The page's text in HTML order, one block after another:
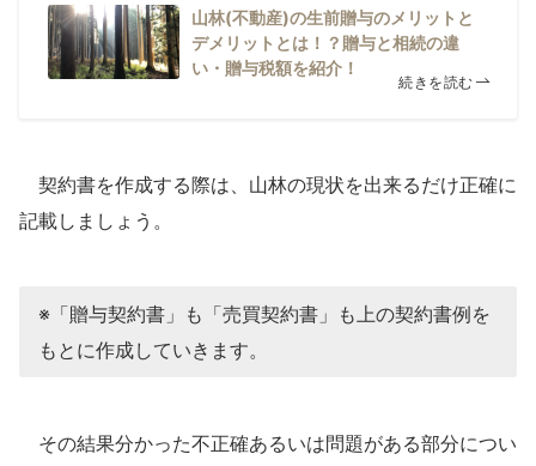
山林(不動産)の生前贈与のメリットと
デメリットとは！？贈与と相続の違
い・贈与税額を紹介！
続きを読む
契約書を作成する際は、山林の現状を出来るだけ正確に
記載しましょう。
※「贈与契約書」も「売買契約書」も上の契約書例を
もとに作成していきます。
その結果分かった不正確あるいは問題がある部分につい